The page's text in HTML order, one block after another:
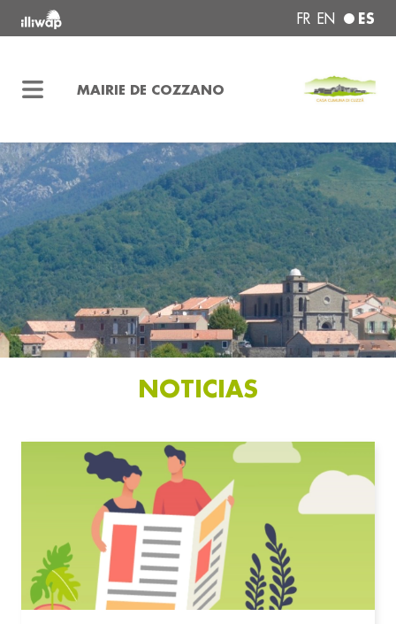
FR EN ES
MAIRIE DE COZZANO
NOTICIAS